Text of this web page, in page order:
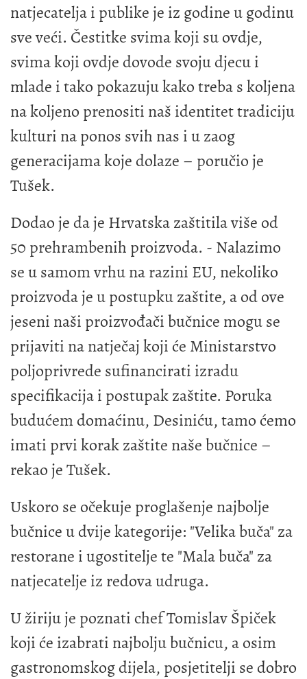
natjecatelja i publike je iz godine u godinu
sve veći. Čestitke svima koji su ovdje,
svima koji ovdje dovode svoju djecu i
mlade i tako pokazuju kako treba s koljena
na koljeno prenositi naš identitet tradiciju
kulturi na ponos svih nas i u zaog
generacijama koje dolaze – poručio je
Tušek.
Dodao je da je Hrvatska zaštitila više od
50 prehrambenih proizvoda. - Nalazimo
se u samom vrhu na razini EU, nekoliko
proizvoda je u postupku zaštite, a od ove
jeseni naši proizvođači bučnice mogu se
prijaviti na natječaj koji će Ministarstvo
poljoprivrede sufinancirati izradu
specifikacija i postupak zaštite. Poruka
budućem domaćinu, Desiniću, tamo ćemo
imati prvi korak zaštite naše bučnice –
rekao je Tušek.
Uskoro se očekuje proglašenje najbolje
bučnice u dvije kategorije: "Velika buča" za
restorane i ugostitelje te "Mala buča" za
natjecatelje iz redova udruga.
U žiriju je poznati chef Tomislav Špiček
koji će izabrati najbolju bučnicu, a osim
gastronomskog dijela, posjetitelji se dobro